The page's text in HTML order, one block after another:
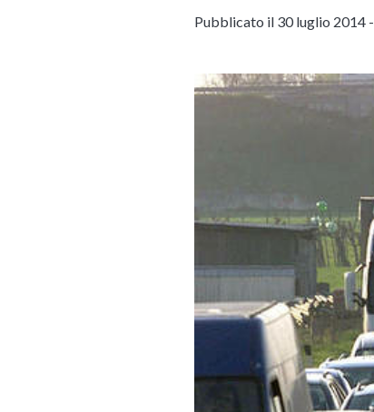
Pubblicato il 30 luglio 2014 -